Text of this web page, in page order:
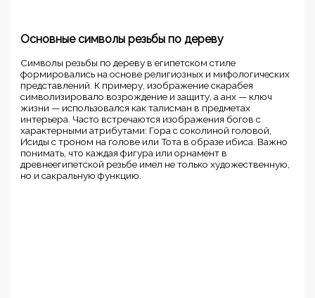
Основные символы резьбы по дереву
Символы резьбы по дереву в египетском стиле
формировались на основе религиозных и мифологических
представлений. К примеру, изображение скарабея
символизировало возрождение и защиту, а анх — ключ
жизни — использовался как талисман в предметах
интерьера. Часто встречаются изображения богов с
характерными атрибутами: Гора с соколиной головой,
Исиды с троном на голове или Тота в образе ибиса. Важно
понимать, что каждая фигура или орнамент в
древнеегипетской резьбе имел не только художественную,
но и сакральную функцию.